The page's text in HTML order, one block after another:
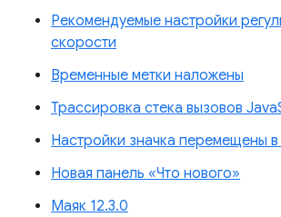
Рекомендуемые настройки
скорости
Временные метки наложены
Трассировка стека вызовов
Настройки значка перемещены
Новая панель «Что нового»
Маяк 12.3.0